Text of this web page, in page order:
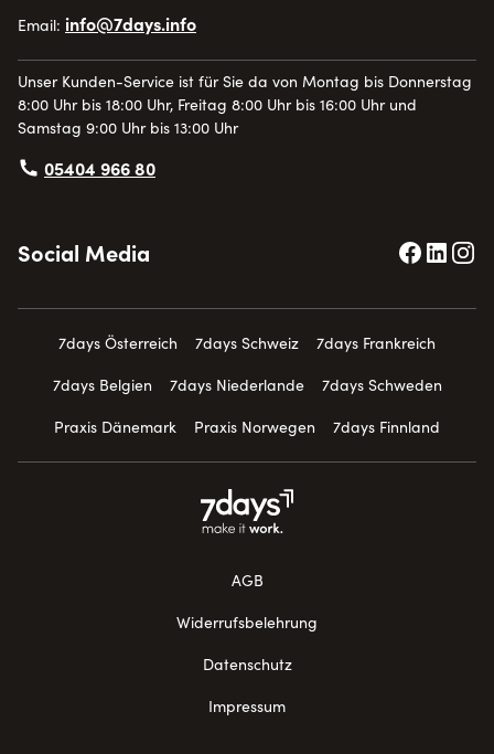
Email: info@7days.info
Unser Kunden-Service ist für Sie da von Montag bis Donnerstag
8:00 Uhr bis 18:00 Uhr, Freitag 8:00 Uhr bis 16:00 Uhr und
Samstag 9:00 Uhr bis 13:00 Uhr
05404 966 80
Social Media
7days Österreich 7days Schweiz
7days Frankreich
7days Belgien
7days Niederlande
7days Schweden
Praxis Dänemark
Praxis Norwegen 7days Finnland
AGB
Widerrufsbelehrung
Datenschutz
Impressum